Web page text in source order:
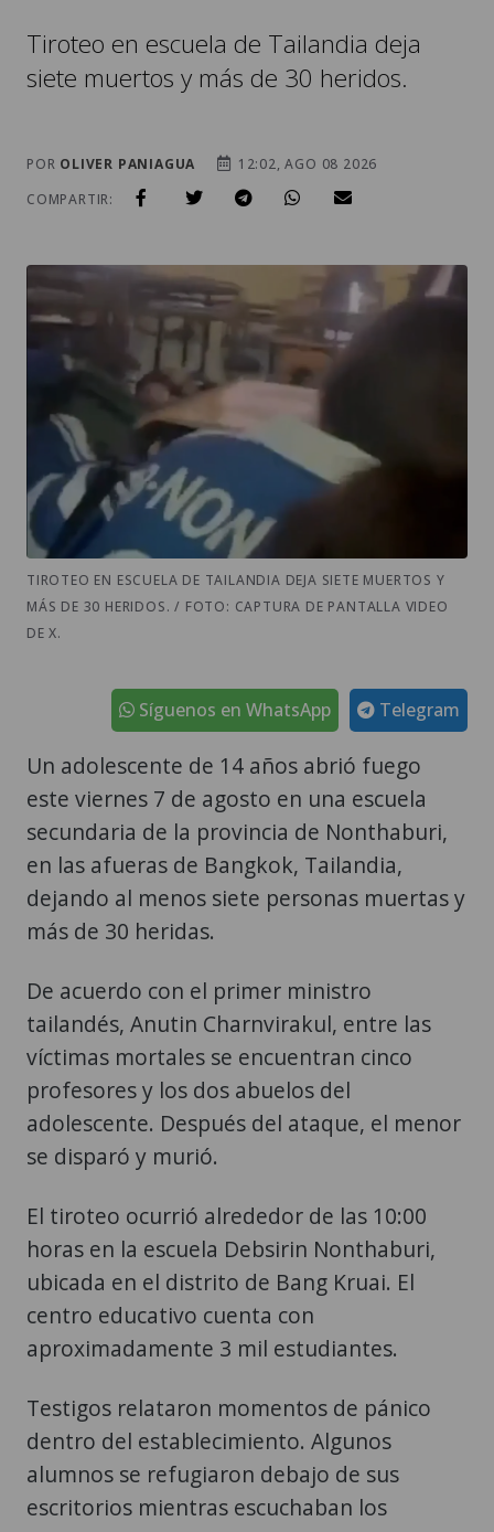
Tiroteo en escuela de Tailandia deja
siete muertos y más de 30 heridos.
POR OLIVER PANIAGUA
12:02, AGO 08 2026
COMPARTIR:
TIROTEO EN ESCUELA DE TAILANDIA DEJA SIETE MUERTOS Y
MÁS DE 30 HERIDOS. / FOTO: CAPTURA DE PANTALLA VIDEO
DE X.
Telegram
Síguenos en WhatsApp
Un adolescente de 14 años abrió fuego
este viernes 7 de agosto en una escuela
secundaria de la provincia de Nonthaburi,
en las afueras de Bangkok, Tailandia,
dejando al menos siete personas muertas y
más de 30 heridas.
De acuerdo con el primer ministro
tailandés, Anutin Charnvirakul, entre las
víctimas mortales se encuentran cinco
profesores y los dos abuelos del
adolescente. Después del ataque, el menor
se disparó y murió.
El tiroteo ocurrió alrededor de las 10:00
horas en la escuela Debsirin Nonthaburi,
ubicada en el distrito de Bang Kruai. El
centro educativo cuenta con
aproximadamente 3 mil estudiantes.
Testigos relataron momentos de pánico
dentro del establecimiento. Algunos
alumnos se refugiaron debajo de sus
escritorios mientras escuchaban los